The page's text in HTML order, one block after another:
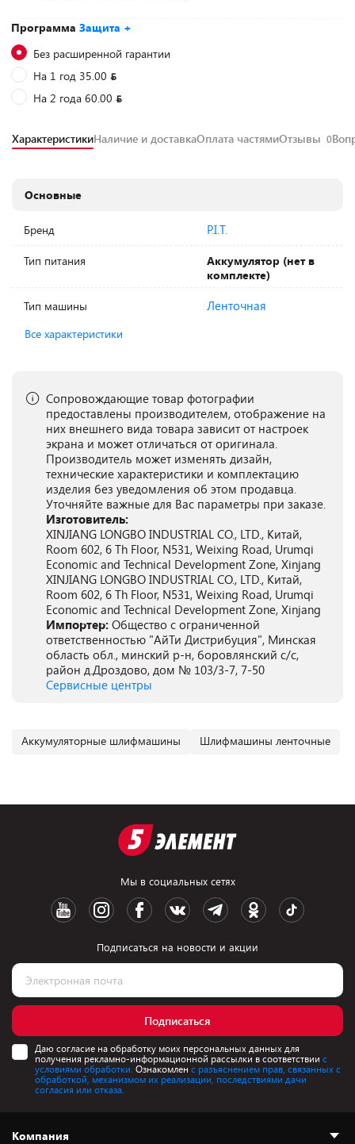
Программа Защита +
Без расширенной гарантии
На 1 год 35.00
На 2 года 60.00
ХарактеристикиНаличие и доставкаОплата частямиОтзывы 0
Основные
Бренд P.I.T.
Тип питания
Аккумулятор (нет в
комплекте)
Тип машины Ленточная
Все характеристики
Сопровождающие товар фотографии
предоставлены производителем, отображение на
них внешнего вида товара зависит от настроек
экрана и может отличаться от оригинала.
Производитель может изменять дизайн,
технические характеристики и комплектацию
изделия без уведомления об этом продавца.
Уточняйте важные для Вас параметры при заказе.
Изготовитель:
XINJIANG LONGBO INDUSTRIAL CO., LTD., Китай,
Room 602, 6 Th Floor, N531, Weixing Road, Urumqi
Economic and Technical Development Zone, Xinjang
XINJIANG LONGBO INDUSTRIAL CO., LTD., Китай,
Room 602, 6 Th Floor, N531, Weixing Road, Urumqi
Economic and Technical Development Zone, Xinjang
Импортер: Общество с ограниченной
ответственностью "АйТи Дистрибуция", Минская
область обл., минский р-н, боровлянский с/с,
район д.Дроздово, дом № 103/3-7, 7-50
Сервисные центры
Аккумуляторные шлифмашины Шлифмашины ленточные
Мы в социальных сетях
Подписаться на новости и акции
Подписаться
Даю согласие на обработку моих персональных данных для
получения рекламно-информационной рассылки в соответствии с
условиями обработки. Ознакомлен с разъяснением прав, связанных с
обработкой, механизмом их реализации, последствиями дачи
согласия или отказа.
Компания